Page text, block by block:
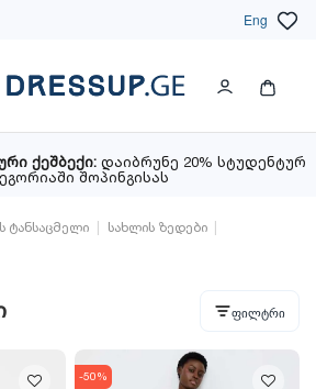
Eng
ქეშბექი: დაიბრუნე 20% სტუდენტურ
შოპინგისას
ტანსაცმელი
სახლის ზედები
ფილტრი
-50%